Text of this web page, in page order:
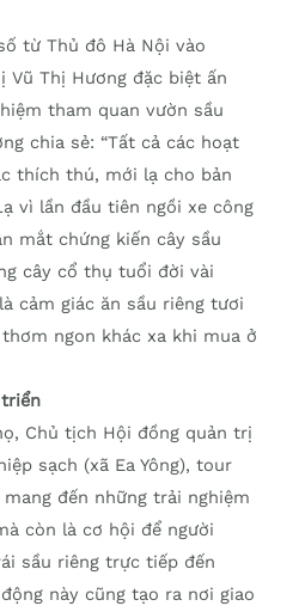
từ Thủ đô Hà Nội vào
Vũ Thị Hương đặc biệt ấn
tham quan vườn sầu
chia sẻ: “Tất cả các hoạt
thích thú, mới lạ cho bản
vì lần đầu tiên ngồi xe công
mắt chứng kiến cây sầu
cây cổ thụ tuổi đời vài
cảm giác ăn sầu riêng tươi
ngon khác xa khi mua ở
Chủ tịch Hội đồng quản trị
sạch (xã Ea Yông), tour
đến những trải nghiệm
còn là cơ hội để người
sầu riêng trực tiếp đến
này cũng tạo ra nơi giao